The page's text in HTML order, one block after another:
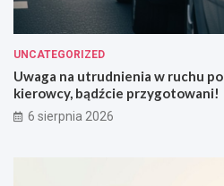
UNCATEGORIZED
Uwaga na utrudnienia w ruchu
kierowcy, bądźcie przygotowani!
6 sierpnia 2026